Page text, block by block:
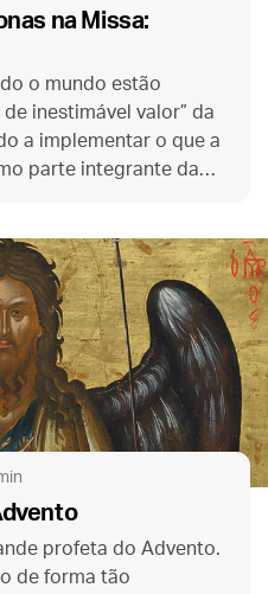
na Missa:
o mundo estão
inestimável valor” da
a implementar o que a
parte integrante da
profeta do Advento.
de forma tão